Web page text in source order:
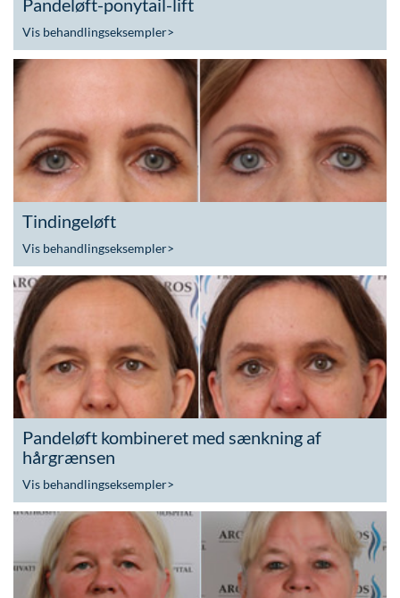
Vis behandlingseksempler>
Tindingeløft
Vis behandlingseksempler>
Pandeløft kombineret med sænkning af
hårgrænsen
Vis behandlingseksempler>